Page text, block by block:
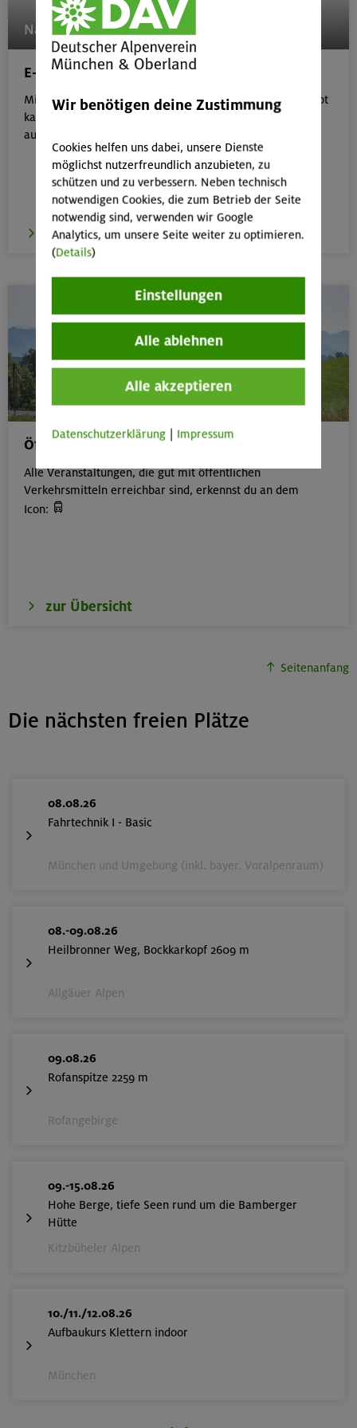
Natur und Umwelt
E-Learning-Plattform
Mit unserem kostenlosen, interaktiven E-Learning-Angebot
kannst du dein Wissen rund um Natur- & Umweltschutz
aufbauen.
zum E-Learning
Öffentliche Anreise
Alle Veranstaltungen, die gut mit öffentlichen
Verkehrsmitteln erreichbar sind, erkennst du an dem
Icon: 
zur Übersicht
Seitenanfang
Die nächsten freien Plätze
08.08.26
Fahrtechnik I - Basic
München und Umgebung (inkl. bayer. Voralpenraum)
08.-09.08.26
Heilbronner Weg, Bockkarkopf 2609 m
Allgäuer Alpen
09.08.26
Rofanspitze 2259 m
Rofangebirge
09.-15.08.26
Hohe Berge, tiefe Seen rund um die Bamberger
Hütte
Kitzbüheler Alpen
10./11./12.08.26
Aufbaukurs Klettern indoor
München
Wir benötigen deine Zustimmung
Cookies helfen uns dabei, unsere Dienste
möglichst nutzerfreundlich anzubieten, zu
schützen und zu verbessern. Neben technisch
notwendigen Cookies, die zum Betrieb der Seite
notwendig sind, verwenden wir Google
Analytics, um unsere Seite weiter zu optimieren.
(Details)
Einstellungen
Alle ablehnen
Alle akzeptieren
Datenschutzerklärung Impressum